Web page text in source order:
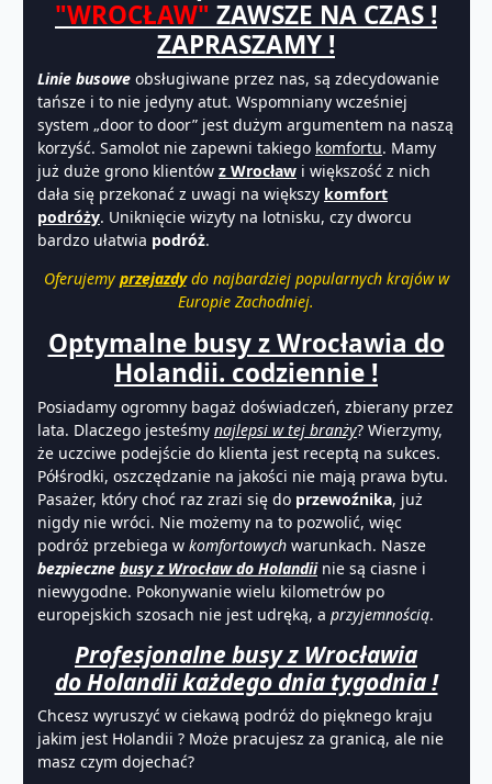
"WROCŁAW" ZAWSZE NA CZAS !
ZAPRASZAMY !
Linie busowe obsługiwane przez nas, są zdecydowanie
tańsze i to nie jedyny atut. Wspomniany wcześniej
system „door to door” jest dużym argumentem na naszą
korzyść. Samolot nie zapewni takiego komfortu. Mamy
już duże grono klientów z Wrocław i większość z nich
dała się przekonać z uwagi na większy komfort
podróży. Uniknięcie wizyty na lotnisku, czy dworcu
bardzo ułatwia podróż.
Oferujemy przejazdydo najbardziej popularnych krajów w
Europie Zachodniej.
Optymalne busy z Wrocławia do
Holandii. codziennie !
Posiadamy ogromny bagaż doświadczeń, zbierany przez
lata. Dlaczego jesteśmy najlepsi w tej branży? Wierzymy,
że uczciwe podejście do klienta jest receptą na sukces.
Półśrodki, oszczędzanie na jakości nie mają prawa bytu.
Pasażer, który choć raz zrazi się do przewoźnika, już
nigdy nie wróci. Nie możemy na to pozwolić, więc
podróż przebiega w komfortowych warunkach. Nasze
bezpieczne busy z Wrocław do Holandii nie są ciasne i
niewygodne. Pokonywanie wielu kilometrów po
europejskich szosach nie jest udręką, a przyjemnością.
Profesjonalne busy z Wrocławia
do Holandii każdego dnia tygodnia !
Chcesz wyruszyć w ciekawą podróż do pięknego kraju
jakim jest Holandii ? Może pracujesz za granicą, ale nie
masz czym dojechać?